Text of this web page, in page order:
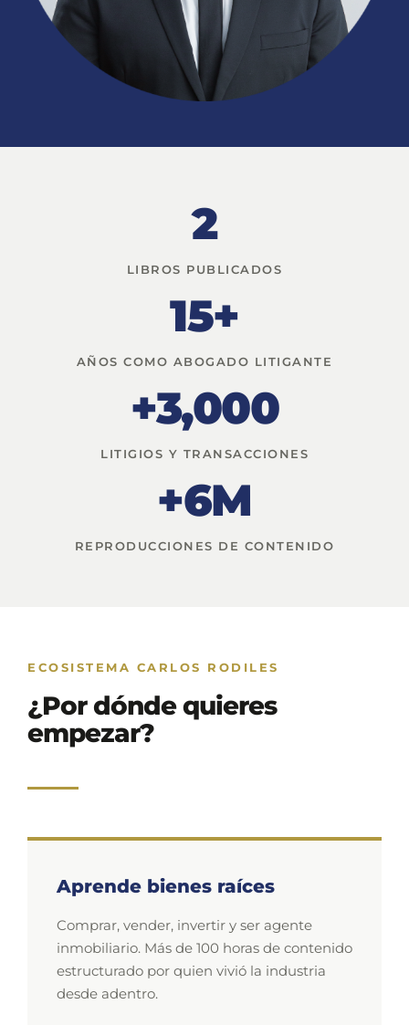
2
LIBROS PUBLICADOS
15+
AÑOS COMO ABOGADO LITIGANTE
+3,000
LITIGIOS Y TRANSACCIONES
+6M
REPRODUCCIONES DE CONTENIDO
ECOSISTEMA CARLOS RODILES
¿Por dónde quieres
empezar?
Aprende bienes raíces
Comprar, vender, invertir y ser agente
inmobiliario. Más de 100 horas de contenido
estructurado por quien vivió la industria
desde adentro.